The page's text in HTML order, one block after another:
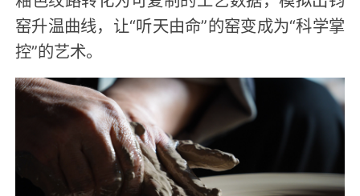
窑升温曲线，让“听天由命”的窑变成为“科学掌
控”的艺术。